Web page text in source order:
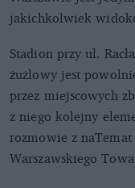
jakichkolwiek
Stadion przy ul.
żużlowy jest
przez miejscowych
z niego kolejny
rozmowie z
Warszawskiego